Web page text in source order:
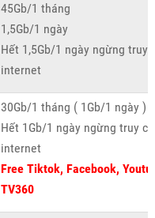
45Gb/1 tháng
1,5Gb/1 ngày
Hết 1,5Gb/1 ngày ngừng truy
internet
30Gb/1 tháng ( 1Gb/1 ngày )
Hết 1Gb/1 ngày ngừng truy
internet
Free Tiktok, Facebook,
TV360